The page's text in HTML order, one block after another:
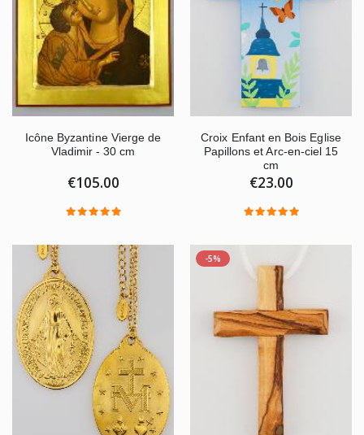
Icône Byzantine Vierge de
Vladimir - 30 cm
€105.00
Croix Enfant en Bois Eglise
Papillons et Arc-en-ciel 15
cm
€23.00
-5%